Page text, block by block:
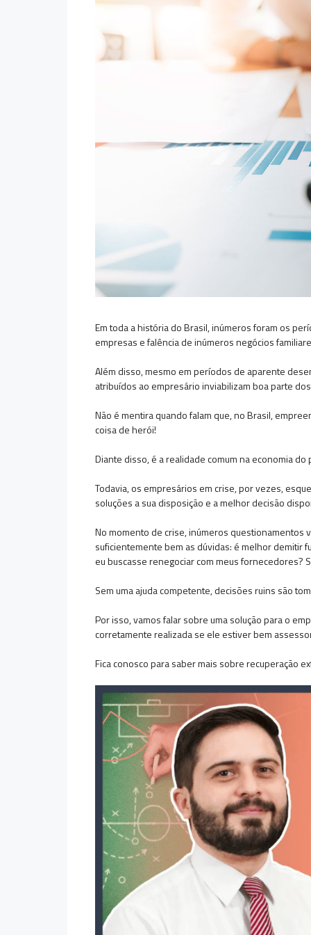
Em toda a história do Brasil, inúmeros foram os
empresas e falência de inúmeros negócios
Além disso, mesmo em períodos de aparente
atribuídos ao empresário inviabilizam boa parte
Não é mentira quando falam que, no Brasil,
coisa de herói!
Diante disso, é a realidade comum na economia
Todavia, os empresários em crise, por vezes,
soluções a sua disposição e a melhor decisão
No momento de crise, inúmeros
suficientemente bem as dúvidas: é melhor demitir
eu buscasse renegociar com meus fornecedores?
Sem uma ajuda competente, decisões ruins são
Por isso, vamos falar sobre uma solução para o
corretamente realizada se ele estiver bem
Fica conosco para saber mais sobre recuperação